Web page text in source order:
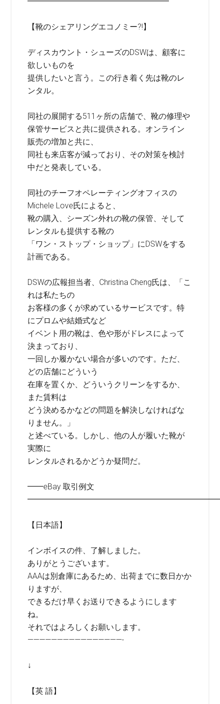
【靴のシェアリングエコノミー?!】
ディスカウント・シューズのDSWは、顧客に
欲しいものを
提供したいと言う。この行き着く先は靴のレ
ンタル。
同社の展開する511ヶ所の店舗で、靴の修理や
保管サービスと共に提供される。オンライン
販売の増加と共に、
同社も来店客が減っており、その対策を検討
中だと発表している。
同社のチーフオペレーティングオフィスの
Michele Love氏によると、
靴の購入、シーズン外れの靴の保管、そして
レンタルも提供する靴の
「ワン・ストップ・ショップ」にDSWをする
計画である。
DSWの広報担当者、Christina Cheng氏は、「こ
れは私たちの
お客様の多くが求めているサービスです。特
にプロムや結婚式など
イベント用の靴は、色や形がドレスによって
決まっており、
一回しか履かない場合が多いのです。ただ、
どの店舗にどういう
在庫を置くか、どういうクリーンをするか、
また賃料は
どう決めるかなどの問題を解決しなければな
りません。」
と述べている。しかし、他の人が履いた靴が
実際に
レンタルされるかどうか疑問だ。
━━eBay 取引例文
【日本語】
インボイスの件、了解しました。
ありがとうございます。
AAAは別倉庫にあるため、出荷までに数日かか
りますが、
できるだけ早くお送りできるようにします
ね。
それではよろしくお願いします。
————————————————-
↓
【英 語】